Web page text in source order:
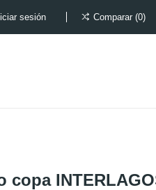
sesión Comparar 0